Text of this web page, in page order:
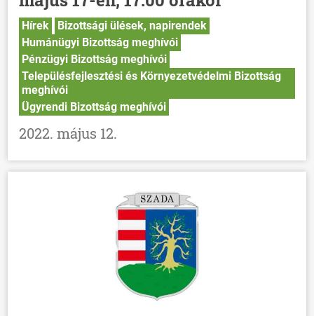
Hírek
Bizottsági ülések, napirendek
Humánügyi Bizottság meghívói
Pénzügyi Bizottság meghívói
Településfejlesztési és Környezetvédelmi Bizottság
meghívói
Ügyrendi Bizottság meghívói
2022. május 12.